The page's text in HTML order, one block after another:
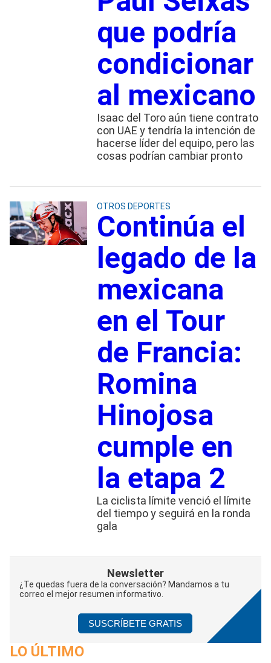
que podría
condicionar
al mexicano
Isaac del Toro aún tiene contrato
con UAE y tendría la intención de
hacerse líder del equipo, pero las
cosas podrían cambiar pronto
OTROS DEPORTES
Continúa el
legado de la
mexicana
en el Tour
de Francia:
Romina
Hinojosa
cumple en
la etapa 2
La ciclista límite venció el límite
del tiempo y seguirá en la ronda
gala
Newsletter
¿Te quedas fuera de la conversación? Mandamos a tu
correo el mejor resumen informativo.
SUSCRÍBETE GRATIS
LO ÚLTIMO